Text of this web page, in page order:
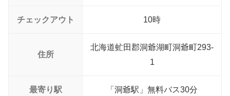
チェックアウト 10時
住所
北海道虻田郡洞爺湖町洞爺町293-
1
最寄り駅 「洞爺駅」無料バス30分